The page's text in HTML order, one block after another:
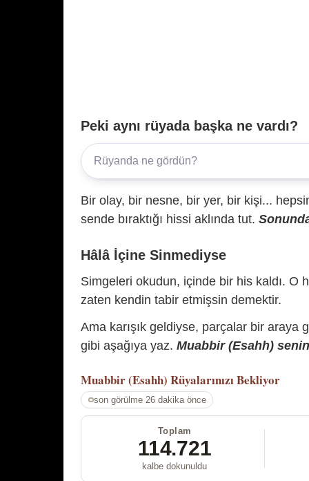
Peki aynı rüyada başka ne vardı?
Bir olay, bir nesne, bir yer, bir kişi...
sende bıraktığı hissi aklında tut.
Hâlâ İçine Sinmediyse
Simgeleri okudun, içinde bir his kaldı. O
zaten kendin tabir etmişsin demektir.
Ama karışık geldiyse, parçalar bir araya
gibi aşağıya yaz. Muabbir (Esahh)
Muabbir (Esahh) Rüyalarınızı Bekliyor
son görülme 26 dakika önce
Toplam
114.721
kalbe dokunuldu